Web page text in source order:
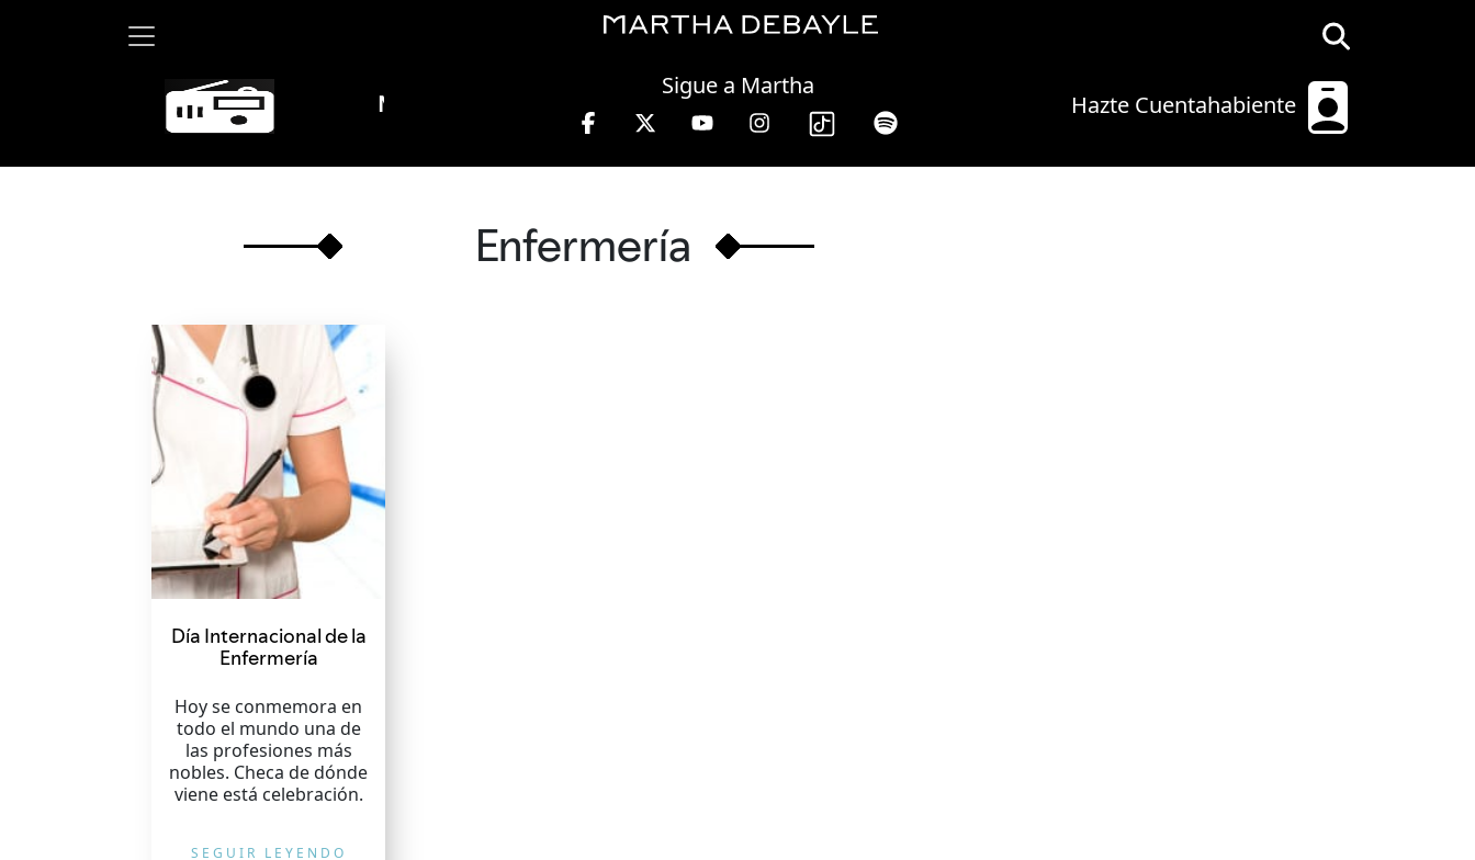
Hazte Cuentahabiente
Sigue a Martha
Martha Debayle en W, lunes a viernes de 10 a 13 hrs.
Enfermería
Día Internacional de la
Enfermería
Hoy se conmemora en
todo el mundo una de
las profesiones más
nobles. Checa de dónde
viene está celebración.
SEGUIR LEYENDO